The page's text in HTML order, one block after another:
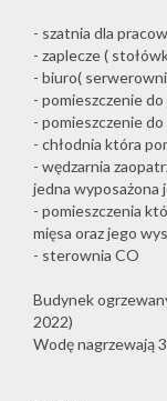
- szatnia dla
- zaplecze (
- biuro(
- pomieszczenie
- pomieszczenie
- chłodnia która
- wędzarnia
jedna wyposażona
- pomieszczenia
mięsa oraz jego
- sterownia CO
Budynek
2022)
Wodę nagrzewają